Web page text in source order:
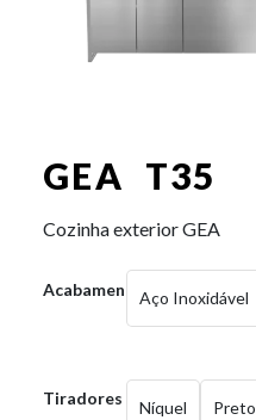
GEA T35
Cozinha exterior GEA
AcabamentosAço Inoxidável
Tiradores
Níquel Preto